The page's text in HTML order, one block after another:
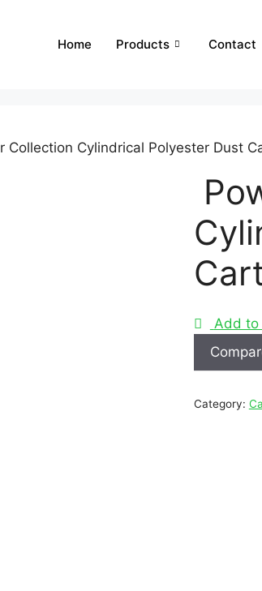
Home Products Contact
Collection Cylindrical Polyester Dust
Add to
Category: